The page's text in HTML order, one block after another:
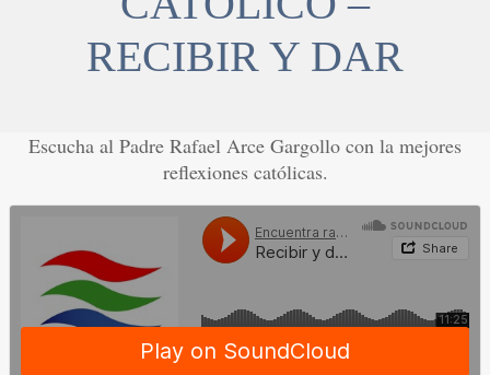
RECIBIR Y DAR
Escucha al Padre Rafael Arce Gargollo con la mejores
reflexiones católicas.